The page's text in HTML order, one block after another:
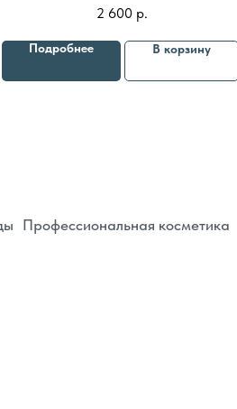
2 600 р.
Подробнее В корзину